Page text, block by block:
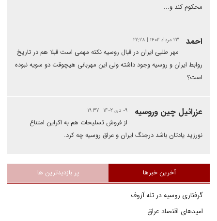
محکوم کند و...
احمد ۲۳ مرداد ۱۴۰۲ | ۲۲:۲۸
مهر طلبی ایران در قبال روسیه نکته مهمی است قبلا هم در تاریخ
روابط ایران و روسیه وجود داشته ولی این مهربانی هیچوقت دو سویه نبوده
است؟
عزرائیل چین وروسیه ۰۹ دی ۱۴۰۲ | ۱۹:۳۷
از فروش تسلیحات هم به اکراین امتناع
نورزید یادتان باشد درجنگ ایران و عراق روسیه چه کرد.
آخرین خبرها پر بازدیدترین ها
گرفتاری روسیه در تله آزوف
امیدهای اقتصاد عراق